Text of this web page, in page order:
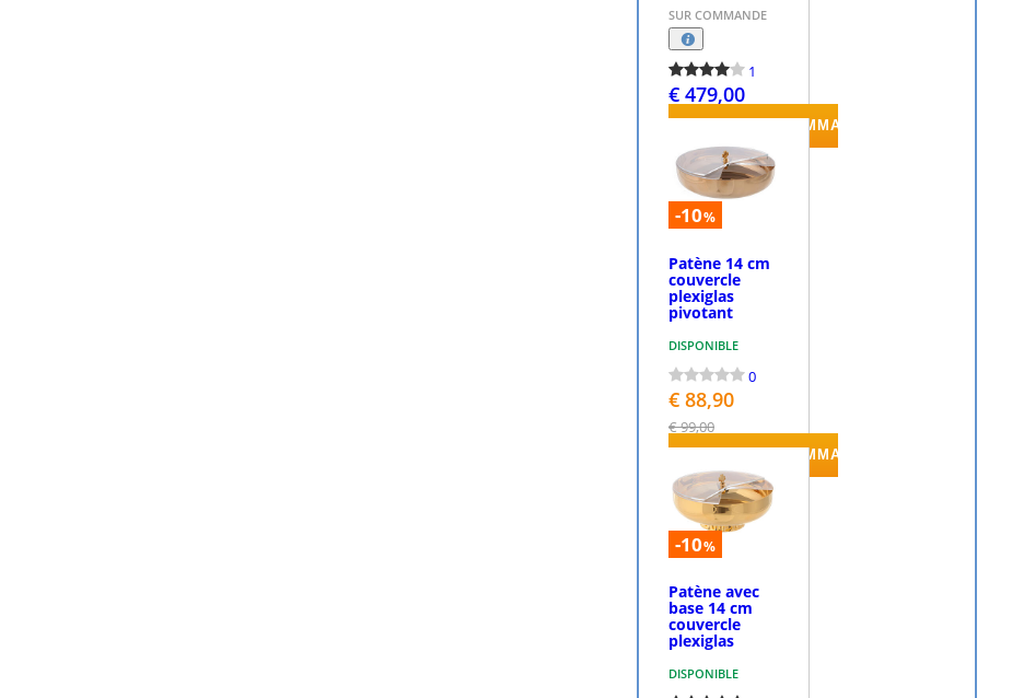
SUR COMMANDE
1
€ 479,00
PASSEZ LA COMMANDE
-10%
Patène 14 cm
couvercle
plexiglas
pivotant
DISPONIBLE
0
€ 88,90
€ 99,00
PASSEZ LA COMMANDE
-10%
Patène avec
base 14 cm
couvercle
plexiglas
DISPONIBLE